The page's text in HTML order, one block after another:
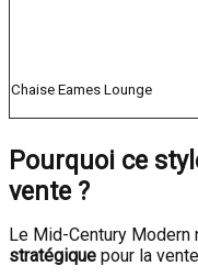
Chaise Eames Lounge
Pourquoi ce
vente ?
Le Mid-Century
stratégique pour la